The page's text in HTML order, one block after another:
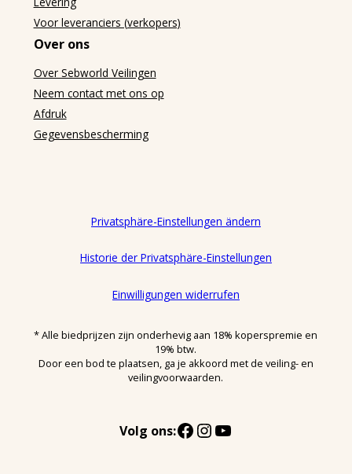
Voor leveranciers (verkopers)
Over ons
Over Sebworld Veilingen
Neem contact met ons op
Afdruk
Gegevensbescherming
Privatsphäre-Einstellungen ändern
Historie der Privatsphäre-Einstellungen
Einwilligungen widerrufen
* Alle biedprijzen zijn onderhevig aan 18% koperspremie en
19% btw.
Door een bod te plaatsen, ga je akkoord met de veiling- en
veilingvoorwaarden.
Volg ons:Facebook
Instagram
YouTube